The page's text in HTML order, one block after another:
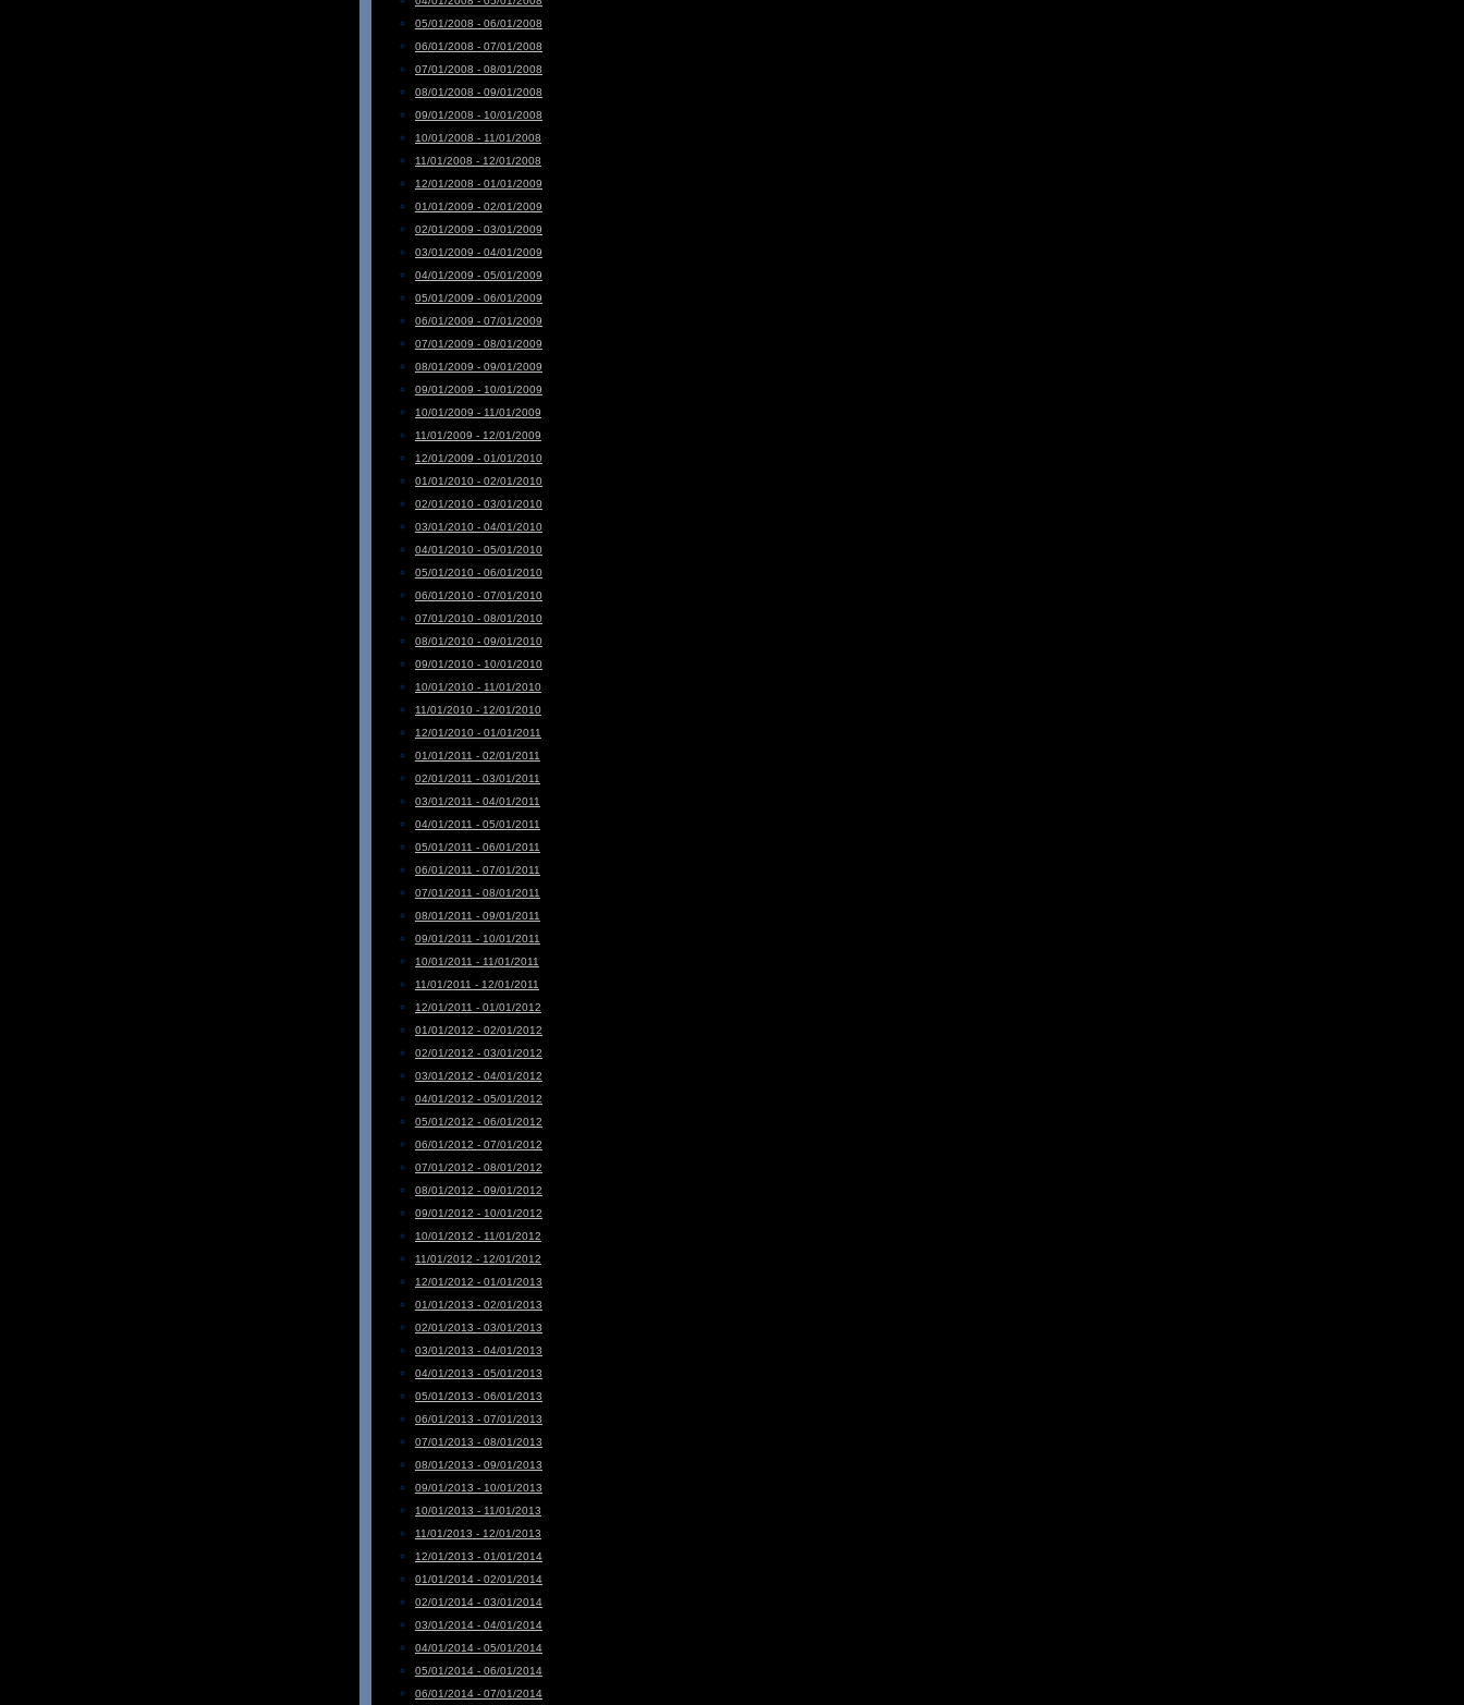
05/01/2008 - 06/01/2008
06/01/2008 - 07/01/2008
07/01/2008 - 08/01/2008
08/01/2008 - 09/01/2008
09/01/2008 - 10/01/2008
10/01/2008 - 11/01/2008
11/01/2008 - 12/01/2008
12/01/2008 - 01/01/2009
01/01/2009 - 02/01/2009
02/01/2009 - 03/01/2009
03/01/2009 - 04/01/2009
04/01/2009 - 05/01/2009
05/01/2009 - 06/01/2009
06/01/2009 - 07/01/2009
07/01/2009 - 08/01/2009
08/01/2009 - 09/01/2009
09/01/2009 - 10/01/2009
10/01/2009 - 11/01/2009
11/01/2009 - 12/01/2009
12/01/2009 - 01/01/2010
01/01/2010 - 02/01/2010
02/01/2010 - 03/01/2010
03/01/2010 - 04/01/2010
04/01/2010 - 05/01/2010
05/01/2010 - 06/01/2010
06/01/2010 - 07/01/2010
07/01/2010 - 08/01/2010
08/01/2010 - 09/01/2010
09/01/2010 - 10/01/2010
10/01/2010 - 11/01/2010
11/01/2010 - 12/01/2010
12/01/2010 - 01/01/2011
01/01/2011 - 02/01/2011
02/01/2011 - 03/01/2011
03/01/2011 - 04/01/2011
04/01/2011 - 05/01/2011
05/01/2011 - 06/01/2011
06/01/2011 - 07/01/2011
07/01/2011 - 08/01/2011
08/01/2011 - 09/01/2011
09/01/2011 - 10/01/2011
10/01/2011 - 11/01/2011
11/01/2011 - 12/01/2011
12/01/2011 - 01/01/2012
01/01/2012 - 02/01/2012
02/01/2012 - 03/01/2012
03/01/2012 - 04/01/2012
04/01/2012 - 05/01/2012
05/01/2012 - 06/01/2012
06/01/2012 - 07/01/2012
07/01/2012 - 08/01/2012
08/01/2012 - 09/01/2012
09/01/2012 - 10/01/2012
10/01/2012 - 11/01/2012
11/01/2012 - 12/01/2012
12/01/2012 - 01/01/2013
01/01/2013 - 02/01/2013
02/01/2013 - 03/01/2013
03/01/2013 - 04/01/2013
04/01/2013 - 05/01/2013
05/01/2013 - 06/01/2013
06/01/2013 - 07/01/2013
07/01/2013 - 08/01/2013
08/01/2013 - 09/01/2013
09/01/2013 - 10/01/2013
10/01/2013 - 11/01/2013
11/01/2013 - 12/01/2013
12/01/2013 - 01/01/2014
01/01/2014 - 02/01/2014
02/01/2014 - 03/01/2014
03/01/2014 - 04/01/2014
04/01/2014 - 05/01/2014
05/01/2014 - 06/01/2014
06/01/2014 - 07/01/2014